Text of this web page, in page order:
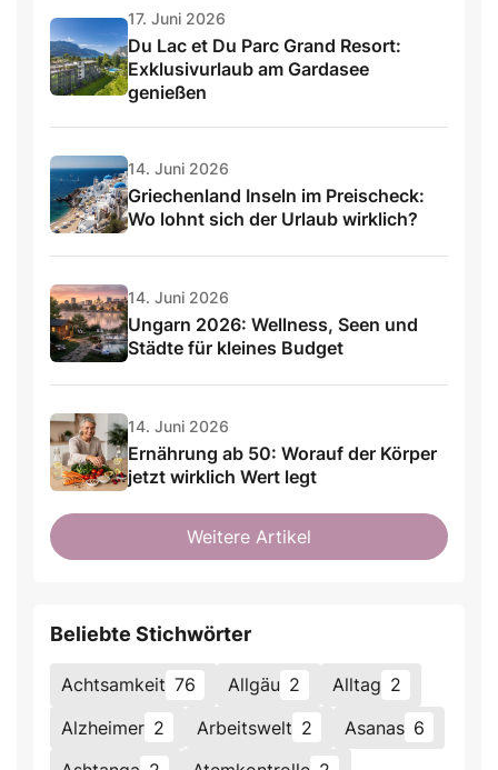
17. Juni 2026
Du Lac et Du Parc Grand Resort:
Exklusivurlaub am Gardasee
genießen
14. Juni 2026
Griechenland Inseln im Preischeck:
Wo lohnt sich der Urlaub wirklich?
14. Juni 2026
Ungarn 2026: Wellness, Seen und
Städte für kleines Budget
14. Juni 2026
Ernährung ab 50: Worauf der Körper
jetzt wirklich Wert legt
Weitere Artikel
Beliebte Stichwörter
Achtsamkeit 76 Allgäu 2 Alltag 2
Alzheimer 2 Arbeitswelt 2 Asanas 6